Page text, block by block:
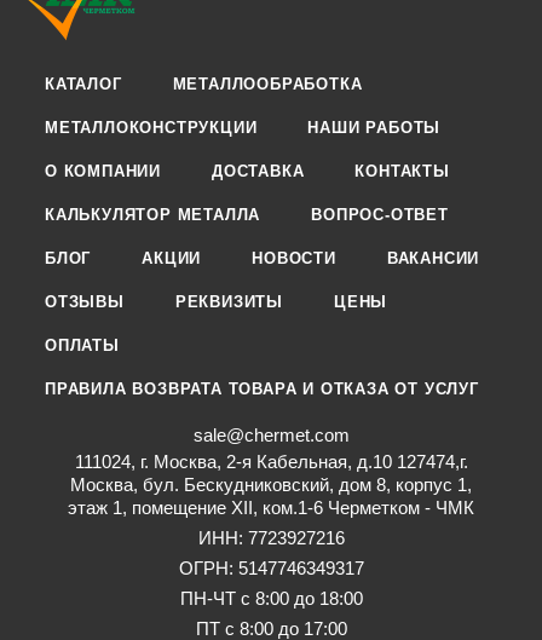
КАТАЛОГ МЕТАЛЛООБРАБОТКА
МЕТАЛЛОКОНСТРУКЦИИ НАШИ РАБОТЫ
О КОМПАНИИ ДОСТАВКА КОНТАКТЫ
КАЛЬКУЛЯТОР МЕТАЛЛА ВОПРОС-ОТВЕТ
БЛОГ АКЦИИ НОВОСТИ ВАКАНСИИ
ОТЗЫВЫ РЕКВИЗИТЫ ЦЕНЫ
ОПЛАТЫ
ПРАВИЛА ВОЗВРАТА ТОВАРА И ОТКАЗА ОТ УСЛУГ
sale@chermet.com
111024, г. Москва, 2-я Кабельная, д.10 127474,г.
Москва, бул. Бескудниковский, дом 8, корпус 1,
этаж 1, помещение XII, ком.1-6 Черметком - ЧМК
ИНН: 7723927216
ОГРН: 5147746349317
ПН-ЧТ с 8:00 до 18:00
ПТ с 8:00 до 17:00